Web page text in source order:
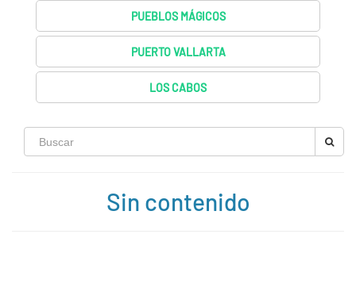
PUEBLOS MÁGICOS
PUERTO VALLARTA
LOS CABOS
Sin contenido